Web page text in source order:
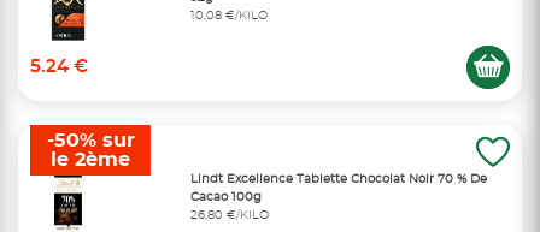
10,08 €/KILO
5.24 €
Lindt Excellence Tablette Chocolat Noir 70 % De
Cacao 100g
26,80 €/KILO
-50% sur
le 2ème